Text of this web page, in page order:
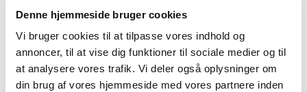
Denne hjemmeside bruger cookies
Vi bruger cookies til at tilpasse vores indhold og
annoncer, til at vise dig funktioner til sociale medier og til
at analysere vores trafik. Vi deler også oplysninger om
din brug af vores hjemmeside med vores partnere inden
Lægemiddelstyrelsen sætter nu hårdere ind
for at sikre offentliggørelse af resultater fra
kliniske forsøg
|6. oktober 2020|